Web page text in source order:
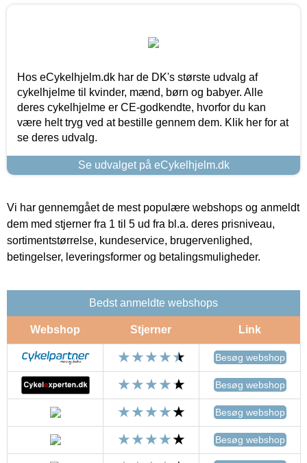
Hos eCykelhjelm.dk har de DK's største udvalg af
cykelhjelme til kvinder, mænd, børn og babyer. Alle
deres cykelhjelme er CE-godkendte, hvorfor du kan
være helt tryg ved at bestille gennem dem. Klik her for at
se deres udvalg.
Se udvalget på eCykelhjelm.dk
Vi har gennemgået de mest populære webshops og anmeldt
dem med stjerner fra 1 til 5 ud fra bl.a. deres prisniveau,
sortimentstørrelse, kundeservice, brugervenlighed,
betingelser, leveringsformer og betalingsmuligheder.
Bedst anmeldte webshops
Webshop Stjerner Link
Besøg webshop
Besøg webshop
Besøg webshop
Besøg webshop